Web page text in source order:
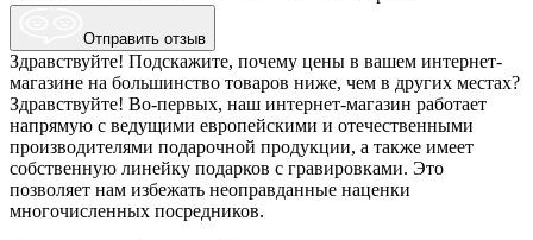
Отправить отзыв
Здравствуйте! Подскажите, почему цены в вашем интернет-
магазине на большинство товаров ниже, чем в других местах?
Здравствуйте! Во-первых, наш интернет-магазин работает
напрямую с ведущими европейскими и отечественными
производителями подарочной продукции, а также имеет
собственную линейку подарков с гравировками. Это
позволяет нам избежать неоправданные наценки
многочисленных посредников.